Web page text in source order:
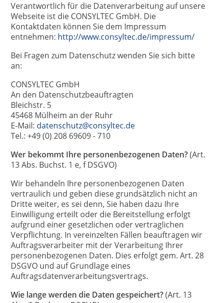
Verantwortlich für die Datenverarbeitung auf unsere
Webseite ist die CONSYLTEC GmbH. Die
Kontaktdaten können Sie dem Impressum
entnehmen: http://www.consyltec.de/impressum/
Bei Fragen zum Datenschutz wenden Sie sich bitte
an:
CONSYLTEC GmbH
An den Datenschutzbeauftragten
Bleichstr. 5
45468 Mülheim an der Ruhr
E-Mail: datenschutz@consyltec.de
Tel.: +49 (0) 208 69609 - 710
Wer bekommt Ihre personenbezogenen Daten?(Art.
13 Abs. Buchst. 1 e, f DSGVO)
Wir behandeln Ihre personenbezogenen Daten
vertraulich und geben diese grundsätzlich nicht an
Dritte weiter, es sei denn, Sie haben dazu Ihre
Einwilligung erteilt oder die Bereitstellung erfolgt
aufgrund einer gesetzlichen oder vertraglichen
Verpflichtung. In vereinzelten Fällen beauftragen wir
Auftragsverarbeiter mit der Verarbeitung Ihrer
personenbezogenen Daten. Dies erfolgt gem. Art. 28
DSGVO und auf Grundlage eines
Auftragsdatenverarbeitungsvertrags.
Wie lange werden die Daten gespeichert?(Art. 13